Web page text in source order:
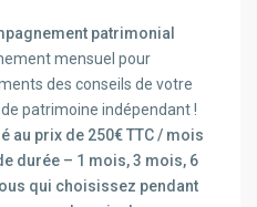
patrimonial
mensuel pour
des conseils de votre
patrimoine indépendant !
au prix de 250€ TTC / mois
durée – 1 mois, 3 mois, 6
qui choisissez pendant